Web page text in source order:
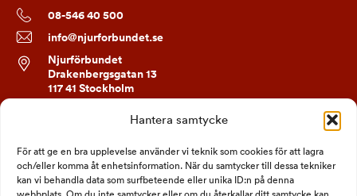
Hantera samtycke
För att ge en bra upplevelse använder vi teknik som cookies för att lagra
och/eller komma åt enhetsinformation. När du samtycker till dessa tekniker
kan vi behandla data som surfbeteende eller unika ID:n på denna
08-546 40 500
info@njurforbundet.se
Njurförbundet
Drakenbergsgatan 13
117 41 Stockholm